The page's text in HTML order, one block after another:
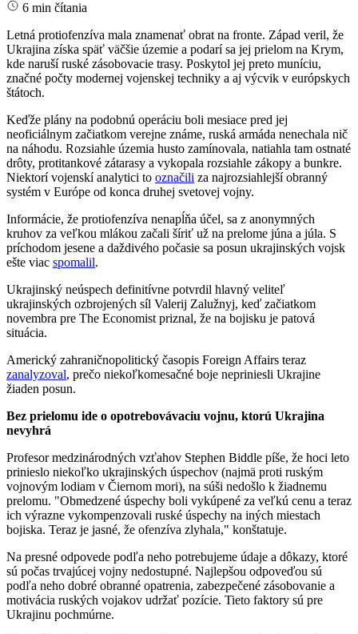
6 min čítania
Letná protiofenzíva mala znamenať obrat na fronte. Západ veril, že
Ukrajina získa späť väčšie územie a podarí sa jej prielom na Krym,
kde naruší ruské zásobovacie trasy. Poskytol jej preto muníciu,
značné počty modernej vojenskej techniky a aj výcvik v európskych
štátoch.
Keďže plány na podobnú operáciu boli mesiace pred jej
neoficiálnym začiatkom verejne známe, ruská armáda nenechala nič
na náhodu. Rozsiahle územia husto zamínovala, natiahla tam ostnaté
drôty, protitankové zátarasy a vykopala rozsiahle zákopy a bunkre.
Niektorí vojenskí analytici to označili za najrozsiahlejší obranný
systém v Európe od konca druhej svetovej vojny.
Informácie, že protiofenzíva nenapĺňa účel, sa z anonymných
kruhov za veľkou mlákou začali šíriť už na prelome júna a júla. S
príchodom jesene a daždivého počasie sa posun ukrajinských vojsk
ešte viac spomalil.
Ukrajinský neúspech definitívne potvrdil hlavný veliteľ
ukrajinských ozbrojených síl Valerij Zalužnyj, keď začiatkom
novembra pre The Economist priznal, že na bojisku je patová
situácia.
Americký zahraničnopolitický časopis Foreign Affairs teraz
zanalyzoval, prečo niekoľkomesačné boje nepriniesli Ukrajine
žiaden posun.
Bez prielomu ide o opotrebovávaciu vojnu, ktorú Ukrajina
nevyhrá
Profesor medzinárodných vzťahov Stephen Biddle píše, že hoci leto
prinieslo niekoľko ukrajinských úspechov (najmä proti ruským
vojnovým lodiam v Čiernom mori), na súši nedošlo k žiadnemu
prelomu. "Obmedzené úspechy boli vykúpené za veľkú cenu a teraz
ich výrazne vykompenzovali ruské úspechy na iných miestach
bojiska. Teraz je jasné, že ofenzíva zlyhala," konštatuje.
Na presné odpovede podľa neho potrebujeme údaje a dôkazy, ktoré
sú počas trvajúcej vojny nedostupné. Najlepšou odpoveďou sú
podľa neho dobré obranné opatrenia, zabezpečené zásobovanie a
motivácia ruských vojakov udržať pozície. Tieto faktory sú pre
Ukrajinu pochmúrne.